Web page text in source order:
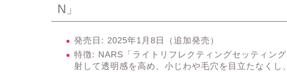
N」
発売日 : 2025年1月8日（追加発売）
特徴: NARS「ライトリフレクティングセッティン
射して透明感を高め、小じわや毛穴を目立たなくし